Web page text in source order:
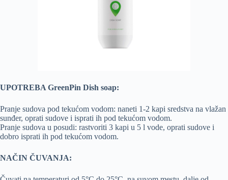
UPOTREBA GreenPin Dish soap:
Pranje sudova pod tekućom vodom: naneti 1-2 kapi sredstva na vlažan
sunđer, oprati sudove i isprati ih pod tekućom vodom.
Pranje sudova u posudi: rastvoriti 3 kapi u 5 l vode, oprati sudove i
dobro isprati ih pod tekućom vodom.
NAČIN ČUVANJA: